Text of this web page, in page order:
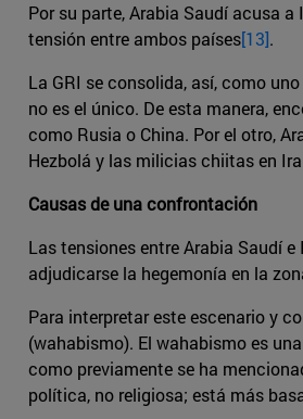
Por su parte, Arabia Saudí acusa
tensión entre ambos países[13].
La GRI se consolida, así, como
no es el único. De esta manera,
como Rusia o China. Por el otro,
Hezbolá y las milicias chiitas en
Causas de una confrontación
Las tensiones entre Arabia Saudí
adjudicarse la hegemonía en la
Para interpretar este escenario y
(wahabismo). El wahabismo es
como previamente se ha
política, no religiosa; está más